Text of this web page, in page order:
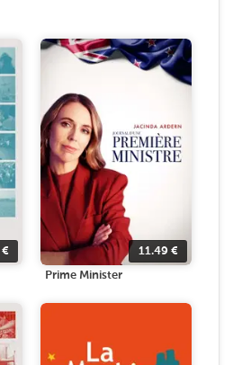
€ 11.49 €
Prime Minister